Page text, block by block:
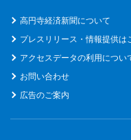
高円寺経済新聞について
プレスリリース・情報提供は
アクセスデータの利用につい
お問い合わせ
広告のご案内